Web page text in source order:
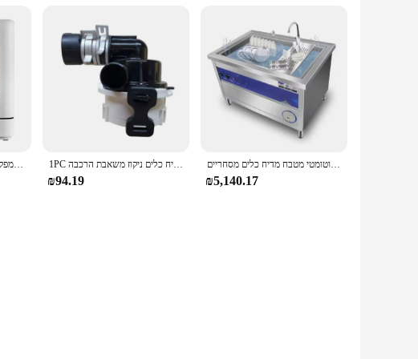
מיני צלחת נייד מיני מכונת כביסה נקייה שולחן חכם מיני מדיח כלים קומפקטי עם מיכל מים לשימוש ביתי 1PC מדיח כלים ניקוז משאבת הרכבה dc 22v החלפת חלקים abq73503002 עבור lg kenmore abq73503004 אביזרים מדיח כלים
₪94.19
משלוח מהיר מלון תעשייתי אוטומטי מטבח מדיח כלים מסחריים
₪5,140.17